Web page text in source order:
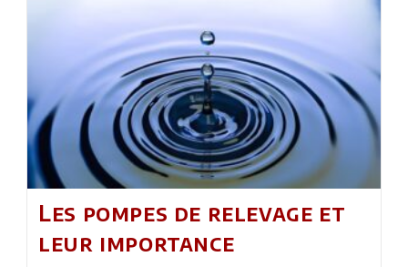
Manche
En
Bois
:
L’alliance
Parfaite
Les pompes de relevage et
leur importance